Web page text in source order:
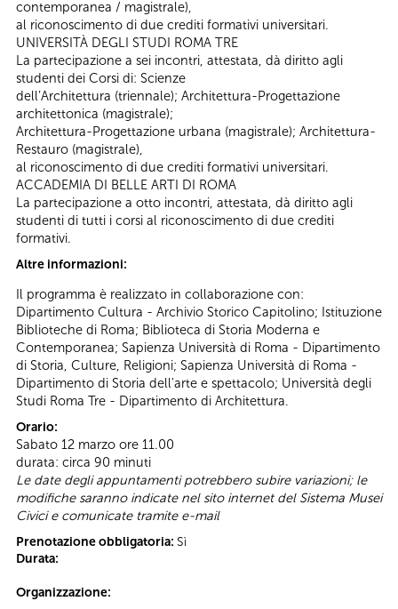
contemporanea / magistrale),
al riconoscimento di due crediti formativi universitari.
UNIVERSITÀ DEGLI STUDI ROMA TRE
La partecipazione a sei incontri, attestata, dà diritto agli
studenti dei Corsi di: Scienze
dell’Architettura (triennale); Architettura-Progettazione
architettonica (magistrale);
Architettura-Progettazione urbana (magistrale); Architettura-
Restauro (magistrale),
al riconoscimento di due crediti formativi universitari.
ACCADEMIA DI BELLE ARTI DI ROMA
La partecipazione a otto incontri, attestata, dà diritto agli
studenti di tutti i corsi al riconoscimento di due crediti
formativi.
Altre informazioni:
Il programma è realizzato in collaborazione con:
Dipartimento Cultura - Archivio Storico Capitolino; Istituzione
Biblioteche di Roma; Biblioteca di Storia Moderna e
Contemporanea; Sapienza Università di Roma - Dipartimento
di Storia, Culture, Religioni; Sapienza Università di Roma -
Dipartimento di Storia dell'arte e spettacolo; Università degli
Studi Roma Tre - Dipartimento di Architettura.
Orario:
Sabato 12 marzo ore 11.00
durata: circa 90 minuti
Le date degli appuntamenti potrebbero subire variazioni; le
modifiche saranno indicate nel sito internet del Sistema Musei
Civici e comunicate tramite e-mail
Prenotazione obbligatoria: Sì
Durata:
Organizzazione: